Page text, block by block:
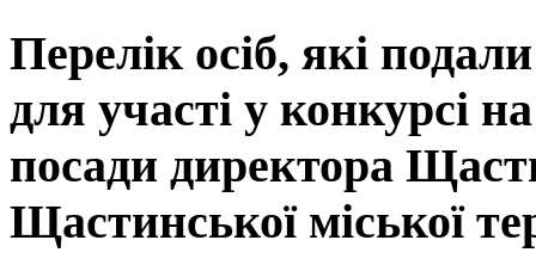
Перелік осіб, які
для участі у конкурсі
посади директора
Щастинської міської